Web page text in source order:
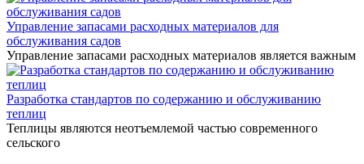
Управление запасами расходных материалов для
обслуживания садов
Управление запасами расходных материалов является важным
Разработка стандартов по содержанию и обслуживанию
теплиц
Теплицы являются неотъемлемой частью современного
сельского